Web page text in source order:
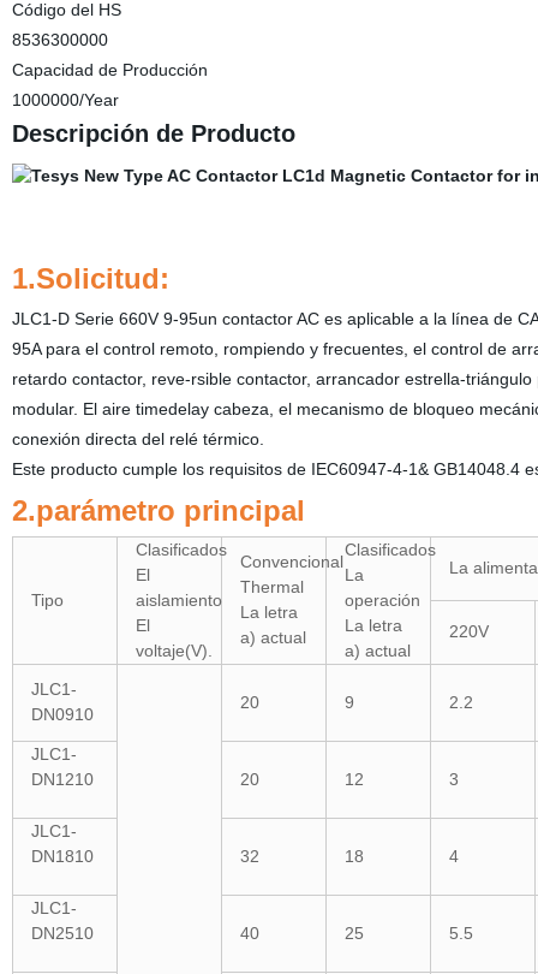
Código del HS
8536300000
Capacidad de Producción
1000000/Year
Descripción de Producto
1.Solicitud:
JLC1-D Serie 660V 9-95un contactor AC es aplicable a la línea de
95A para el control remoto, rompiendo y frecuentes, el control de
retardo contactor, reve-rsible contactor, arrancador estrella-
modular. El aire timedelay cabeza, el mecanismo de bloqueo
conexión directa del relé térmico.
Este producto cumple los requisitos de IEC60947-4-1& GB14048.4
2.parámetro principal
Tipo
Clasificados
El
aislamiento
El
voltaje(V).
Convencional
Thermal
La letra
a) actual
Clasificados
La
operación
La letra
a) actual
La
220V
JLC1-
DN0910
20 9 2.2
JLC1-
DN1210
20 12 3
JLC1-
DN1810
32 18 4
JLC1-
DN2510
40 25 5.5